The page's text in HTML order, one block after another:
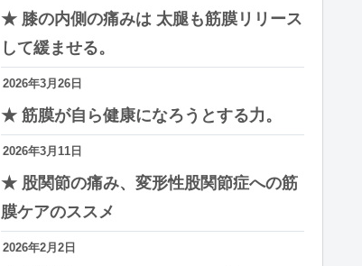
★ 膝の内側の痛みは 太腿も筋膜リリース
して緩ませる。
2026年3月26日
★ 筋膜が自ら健康になろうとする力。
2026年3月11日
★ 股関節の痛み、変形性股関節症への筋
膜ケアのススメ
2026年2月2日